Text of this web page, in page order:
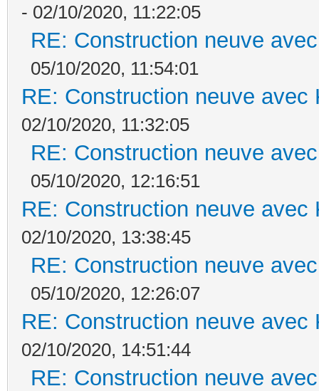
- 02/10/2020, 11:22:05
RE: Construction neuve
05/10/2020, 11:54:01
RE: Construction neuve avec
02/10/2020, 11:32:05
RE: Construction neuve
05/10/2020, 12:16:51
RE: Construction neuve avec
02/10/2020, 13:38:45
RE: Construction neuve
05/10/2020, 12:26:07
RE: Construction neuve avec
02/10/2020, 14:51:44
RE: Construction neuve